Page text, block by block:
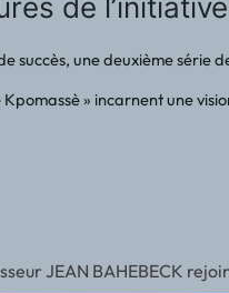
de l’initiative
succès, une deuxième
» incarnent une
JEAN BAHEBECK